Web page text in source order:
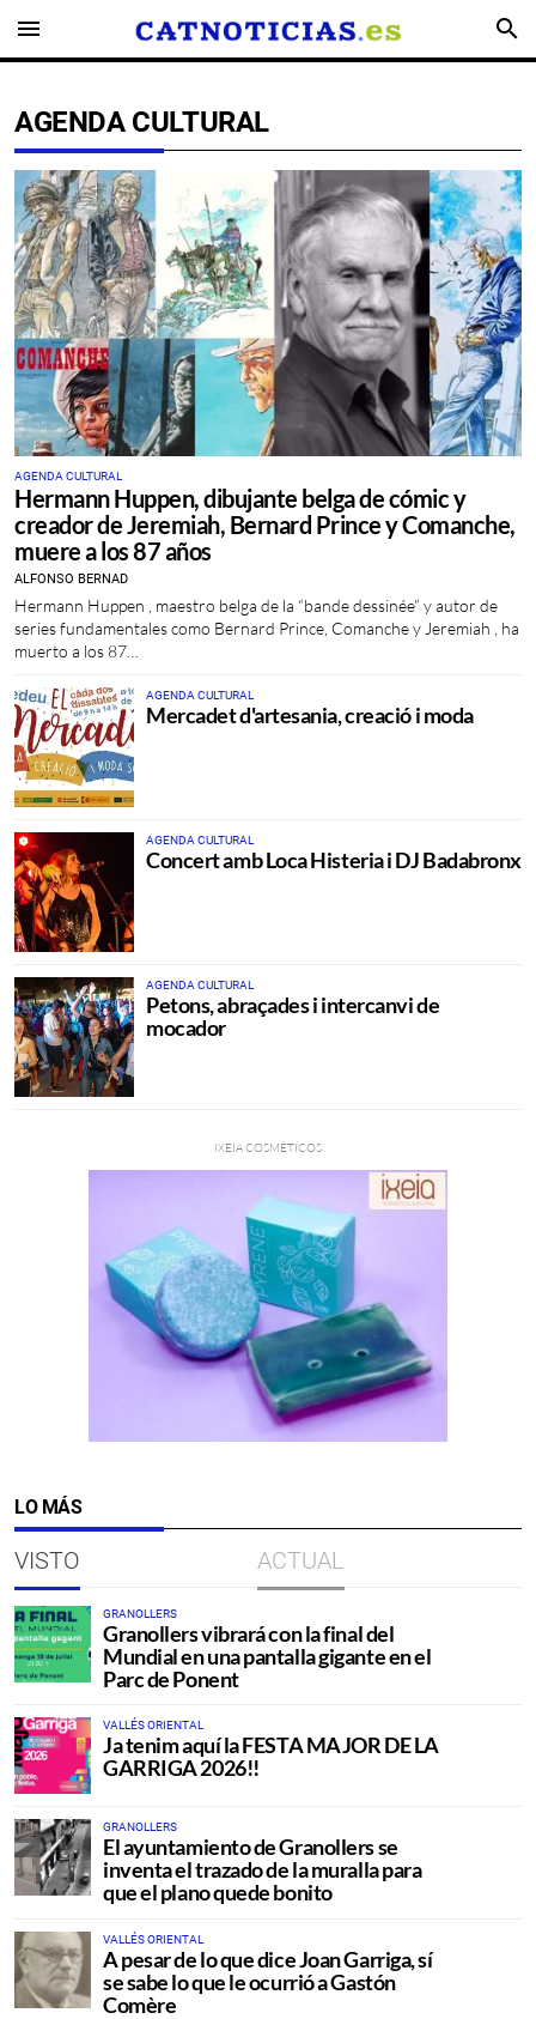
menu search
AGENDA CULTURAL
AGENDA CULTURAL
Hermann Huppen, dibujante belga de cómic y
creador de Jeremiah, Bernard Prince y Comanche,
muere a los 87 años
ALFONSO BERNAD
Hermann Huppen , maestro belga de la “bande dessinée” y autor de
series fundamentales como Bernard Prince, Comanche y Jeremiah , ha
muerto a los 87…
AGENDA CULTURAL
Mercadet d'artesania, creació i moda
AGENDA CULTURAL
Concert amb Loca Histeria i DJ Badabronx
AGENDA CULTURAL
Petons, abraçades i intercanvi de
mocador
LO MÁS
VISTO ACTUAL
GRANOLLERS
Granollers vibrará con la final del
Mundial en una pantalla gigante en el
Parc de Ponent
VALLÉS ORIENTAL
Ja tenim aquí la FESTA MAJOR DE LA
GARRIGA 2026!!
GRANOLLERS
El ayuntamiento de Granollers se
inventa el trazado de la muralla para
que el plano quede bonito
VALLÉS ORIENTAL
A pesar de lo que dice Joan Garriga, sí
se sabe lo que le ocurrió a Gastón
Comère